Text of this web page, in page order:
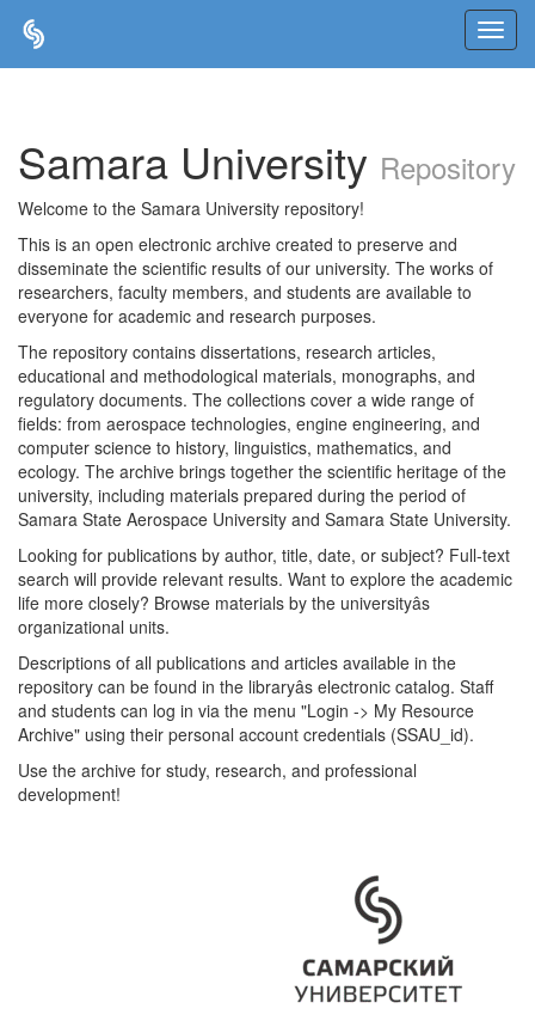
Samara University Repository
Welcome to the Samara University repository!
This is an open electronic archive created to preserve and
disseminate the scientific results of our university. The works of
researchers, faculty members, and students are available to
everyone for academic and research purposes.
The repository contains dissertations, research articles,
educational and methodological materials, monographs, and
regulatory documents. The collections cover a wide range of
fields: from aerospace technologies, engine engineering, and
computer science to history, linguistics, mathematics, and
ecology. The archive brings together the scientific heritage of the
university, including materials prepared during the period of
Samara State Aerospace University and Samara State University.
Looking for publications by author, title, date, or subject? Full-text
search will provide relevant results. Want to explore the academic
life more closely? Browse materials by the universityâs
organizational units.
Descriptions of all publications and articles available in the
repository can be found in the libraryâs electronic catalog. Staff
and students can log in via the menu "Login -> My Resource
Archive" using their personal account credentials (SSAU_id).
Use the archive for study, research, and professional
development!